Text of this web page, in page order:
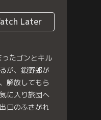
Later
たゴンとキル
が、鎖野郎が
解放してもら
に入り旅団へ
口のふさがれ